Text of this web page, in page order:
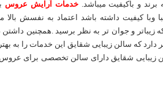
و باکیفیت میباشد.خدمات آرایش عروس
وبا کیفیت داشته باشد اعتماد به نفسش بالا
و جوان تر به نظر برسید .همچنین داشتن
که سالن زیبایی شقایق این خدمات را به
زیبایی شقایق دارای سالن تخصصی برای عروس